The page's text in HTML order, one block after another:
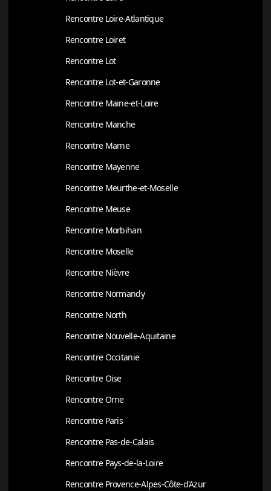
Rencontre Loire-Atlantique
Rencontre Loiret
Rencontre Lot
Rencontre Lot-et-Garonne
Rencontre Maine-et-Loire
Rencontre Manche
Rencontre Marne
Rencontre Mayenne
Rencontre Meurthe-et-Moselle
Rencontre Meuse
Rencontre Morbihan
Rencontre Moselle
Rencontre Nièvre
Rencontre Normandy
Rencontre North
Rencontre Nouvelle-Aquitaine
Rencontre Occitanie
Rencontre Oise
Rencontre Orne
Rencontre Paris
Rencontre Pas-de-Calais
Rencontre Pays-de-la-Loire
Rencontre Provence-Alpes-Côte-d'Azur